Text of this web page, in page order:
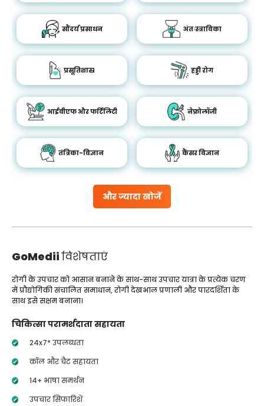
और ज्यादा खोजें
सौंदर्य प्रसाधन अंतःस्त्राविका
प्रसूतिशास्र हड्डी रोग
आईवीएफ और फर्टिलिटी नेफ्रोलॉजी
तंत्रिका-विज्ञान कैंसर विज्ञान
GoMediiविशेषताएं
रोगी के उपचार को आसान बनाने के साथ-साथ उपचार यात्रा के प्रत्येक चरण
में प्रौद्योगिकी संचालित समाधान, रोगी देखभाल प्रणाली और पारदर्शिता के
साथ इसे सक्षम बनाना।
चिकित्सा परामर्शदाता सहायता
24x7* उपलब्धता
कॉल और चैट सहायता
14+ भाषा समर्थन
उपचार सिफारिशें